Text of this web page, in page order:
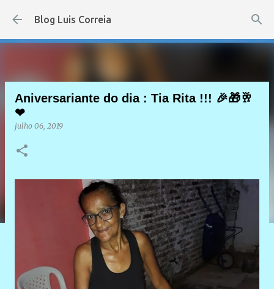
Pular para o conteúdo principal
Blog Luis Correia
Aniversariante do dia : Tia Rita !!! 🎉🎁🥂
❤
julho 06, 2019